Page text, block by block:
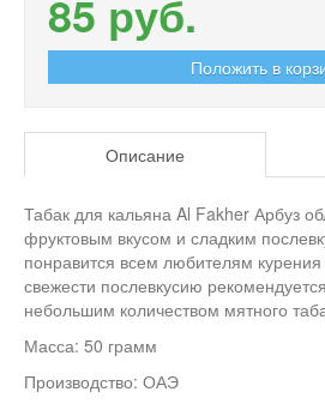
85 руб.
Описание
Табак для кальяна Al Fakher Арбуз
фруктовым вкусом и сладким
понравится всем любителям
свежести послевкусию
небольшим количеством мятного
Масса: 50 грамм
Производство: ОАЭ